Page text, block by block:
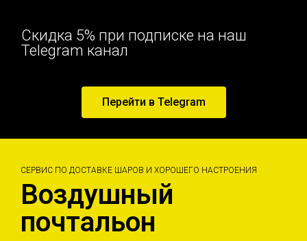
Скидка 5% при подписке на наш
Telegram канал
Перейти в Telegram
СЕРВИС ПО ДОСТАВКЕ ШАРОВ И ХОРОШЕГО НАСТРОЕНИЯ
Воздушный
почтальон